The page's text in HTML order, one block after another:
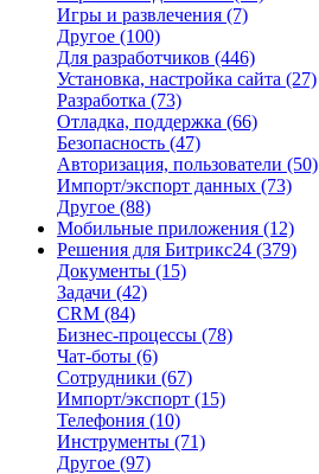
Игры и развлечения (7)
Другое (100)
Для разработчиков (446)
Установка, настройка сайта (27)
Разработка (73)
Отладка, поддержка (66)
Безопасность (47)
Авторизация, пользователи (50)
Импорт/экспорт данных (73)
Другое (88)
Мобильные приложения (12)
Решения для Битрикс24 (379)
Документы (15)
Задачи (42)
CRM (84)
Бизнес-процессы (78)
Чат-боты (6)
Сотрудники (67)
Импорт/экспорт (15)
Телефония (10)
Инструменты (71)
Другое (97)